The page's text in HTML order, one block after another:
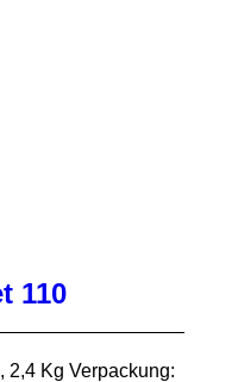
110
2,4 Kg Verpackung: